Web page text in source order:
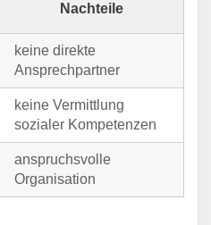
Nachteile
keine direkte
Ansprechpartner
keine Vermittlung
sozialer Kompetenzen
anspruchsvolle
Organisation